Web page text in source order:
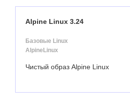
Alpine Linux 3.24
Базовые Linux
AlpineLinux
Чистый образ Alpine Linux